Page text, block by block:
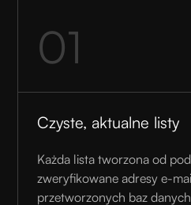
01
Czyste, aktualne listy
Każda lista tworzona od
zweryfikowane adresy e-
przetworzonych baz